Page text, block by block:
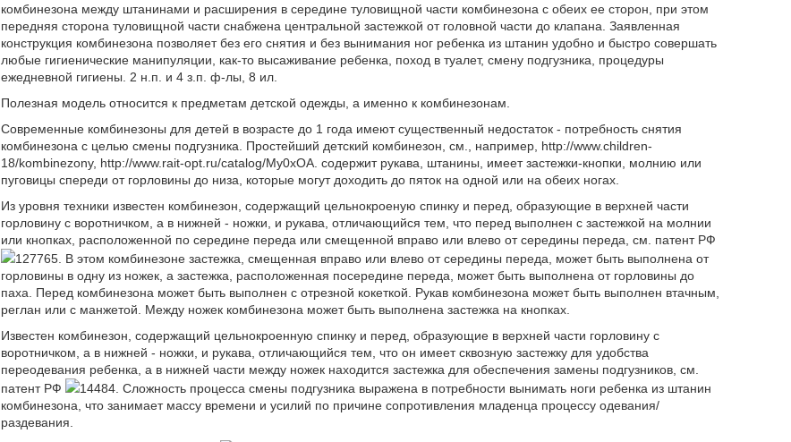
комбинезона между штанинами и расширения в середине туловищной части комбинезона с обеих ее сторон, при этом
передняя сторона туловищной части снабжена центральной застежкой от головной части до клапана. Заявленная
конструкция комбинезона позволяет без его снятия и без вынимания ног ребенка из штанин удобно и быстро совершать
любые гигиенические манипуляции, как-то высаживание ребенка, поход в туалет, смену подгузника, процедуры
ежедневной гигиены. 2 н.п. и 4 з.п. ф-лы, 8 ил.
Полезная модель относится к предметам детской одежды, а именно к комбинезонам.
Современные комбинезоны для детей в возрасте до 1 года имеют существенный недостаток - потребность снятия
комбинезона с целью смены подгузника. Простейший детский комбинезон, см., например, http://www.children-
18/kombinezony, http://www.rait-opt.ru/catalog/Му0хOA. содержит рукава, штанины, имеет застежки-кнопки, молнию или
пуговицы спереди от горловины до низа, которые могут доходить до пяток на одной или на обеих ногах.
Из уровня техники известен комбинезон, содержащий цельнокроеную спинку и перед, образующие в верхней части
горловину с воротничком, а в нижней - ножки, и рукава, отличающийся тем, что перед выполнен с застежкой на молнии
или кнопках, расположенной по середине переда или смещенной вправо или влево от середины переда, см. патент РФ
127765. В этом комбинезоне застежка, смещенная вправо или влево от середины переда, может быть выполнена от
горловины в одну из ножек, а застежка, расположенная посередине переда, может быть выполнена от горловины до
паха. Перед комбинезона может быть выполнен с отрезной кокеткой. Рукав комбинезона может быть выполнен втачным,
реглан или с манжетой. Между ножек комбинезона может быть выполнена застежка на кнопках.
Известен комбинезон, содержащий цельнокроенную спинку и перед, образующие в верхней части горловину с
воротничком, а в нижней - ножки, и рукава, отличающийся тем, что он имеет сквозную застежку для удобства
переодевания ребенка, а в нижней части между ножек находится застежка для обеспечения замены подгузников, см.
патент РФ
14484. Сложность процесса смены подгузника выражена в потребности вынимать ноги ребенка из штанин
комбинезона, что занимает массу времени и усилий по причине сопротивления младенца процессу одевания/
раздевания.